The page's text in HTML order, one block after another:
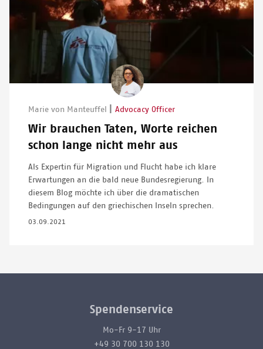
Image
Marie von Manteuffel Advocacy Officer
Wir brauchen Taten, Worte reichen
schon lange nicht mehr aus
Als Expertin für Migration und Flucht habe ich klare
Erwartungen an die bald neue Bundesregierung. In
diesem Blog möchte ich über die dramatischen
Bedingungen auf den griechischen Inseln sprechen.
03.09.2021
Spendenservice
Mo-Fr 9-17 Uhr
+49 30 700 130 130